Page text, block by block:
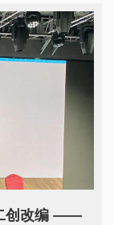
创改编 ——